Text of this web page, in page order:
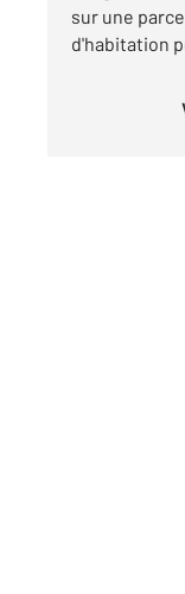
sur une
d'habitation